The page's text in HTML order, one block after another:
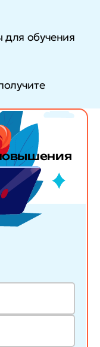
обучения